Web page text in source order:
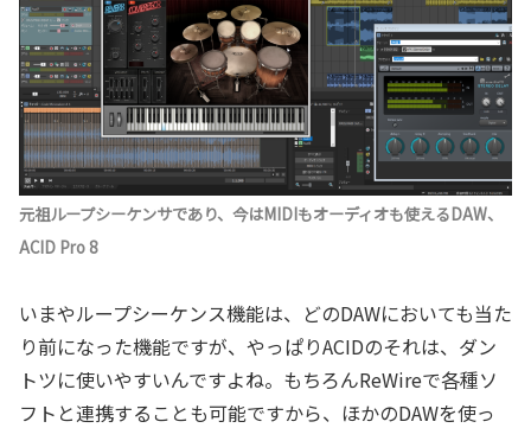
元祖ループシーケンサであり、今はMIDIもオーディオも使えるDAW、
ACID Pro 8
いまやループシーケンス機能は、どのDAWにおいても当た
り前になった機能ですが、やっぱりACIDのそれは、ダン
トツに使いやすいんですよね。もちろんReWireで各種ソ
フトと連携することも可能ですから、ほかのDAWを使っ